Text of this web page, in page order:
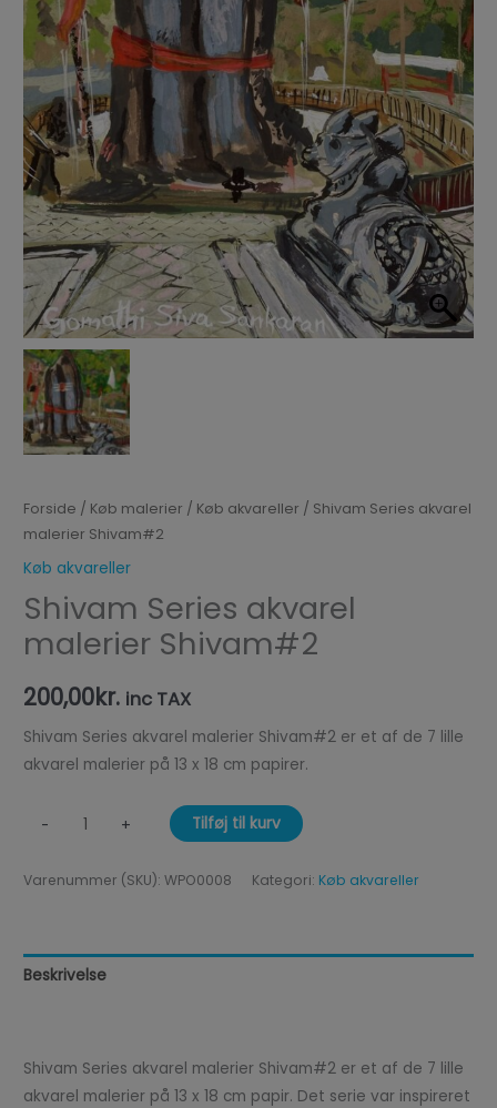
Forside / Køb malerier / Køb akvareller / Shivam Series akvarel
malerier Shivam#2
Køb akvareller
Shivam Series akvarel
malerier Shivam#2
200,00kr. inc TAX
Shivam Series akvarel malerier Shivam#2 er et af de 7 lille
akvarel malerier på 13 x 18 cm papirer.
- + Tilføj til kurv
Varenummer (SKU):WPO0008 Kategori: Køb akvareller
Beskrivelse
Shivam Series akvarel malerier Shivam#2 er et af de 7 lille
akvarel malerier på 13 x 18 cm papir. Det serie var inspireret